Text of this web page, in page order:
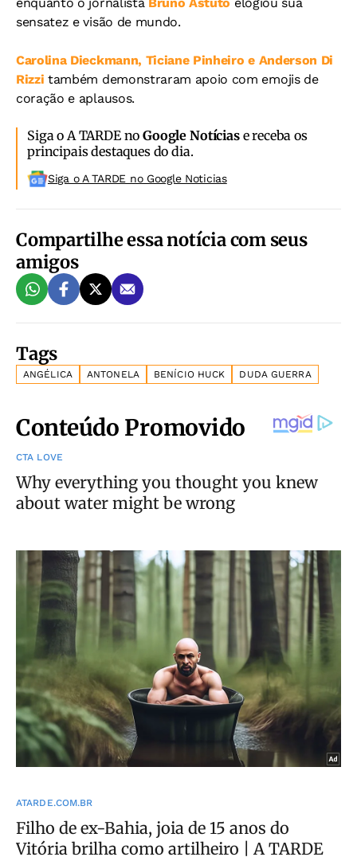
sensatez e visão de mundo.
Carolina Dieckmann, Ticiane Pinheiro e Anderson Di
Rizzi também demonstraram apoio com emojis de
coração e aplausos.
Siga o A TARDE noGoogle Notíciase receba os
principais destaques do dia.
Siga o A TARDE no Google Noticias
Compartilhe essa notícia com seus
amigos
Tags
ANGÉLICA ANTONELA BENÍCIO HUCK DUDA GUERRA